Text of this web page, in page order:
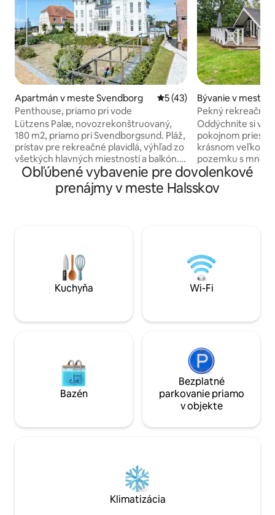
Apartmán v meste Svendborg Priemerné ohodnotenie 5
5 (43)
Penthouse, priamo pri vode
Lützens Palæ, novozrekonštruovaný,
180 m2, priamo pri Svendborgsund. Pláž,
prístav pre rekreačné plavidlá, výhľad zo
všetkých hlavných miestností a balkón.
5-10 min. do centra, kaviarní, reštaurácií,
divadla a hudby. Výťah do chodby, ktorá
vedie do novej kuchyne, s varnou
poschodie: WC pre hostí, spálňa s
kontinentálnou posteľou. Všetko nové
vo vysokej kvalite, ideálne na
rozmaznávanie. Lene & Mogens
Bývanie v meste
Pekný rekreačný
a šarmom.
Oddýchnite si v
pokojnom
krásnom veľkom
pozemku s
veveričkami atď. 48 m² krásny svetlý
dovolenkový
11/2 manželských
Nachádza sa v
je veľmi pokojné.
s dobrým
bielizne,
Obľúbené vybavenie pre dovolenkové
prenájmy v meste Halsskov
Kuchyňa Wi-Fi
Bazén
Bezplatné
parkovanie priamo
v objekte
Klimatizácia